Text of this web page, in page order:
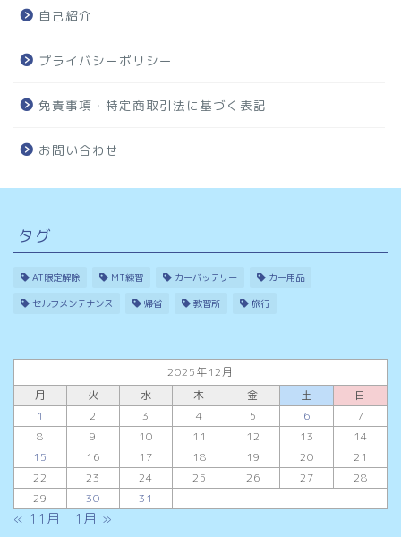
自己紹介
プライバシーポリシー
免責事項・特定商取引法に基づく表記
お問い合わせ
タグ
AT限定解除 MT練習 カーバッテリー カー用品
セルフメンテナンス 帰省 教習所 旅行
2025年12月
月
火 水 木 金 土
日
1
2 3 4 5 6
7
8
9 10 11 12 13
14
15
16 17 18 19 20
21
22
23 24 25 26 27
28
29
30 31
« 11月 1月 »